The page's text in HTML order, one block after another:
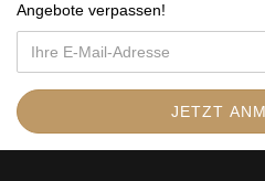
Angebote verpassen!